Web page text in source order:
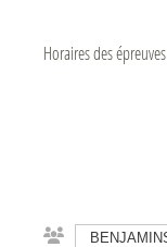
Horaires des